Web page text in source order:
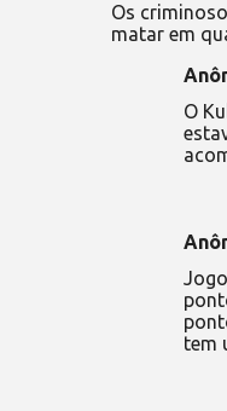
Os
matar em
O
tem